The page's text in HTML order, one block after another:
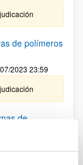
de polímeros
2023 23:59
de